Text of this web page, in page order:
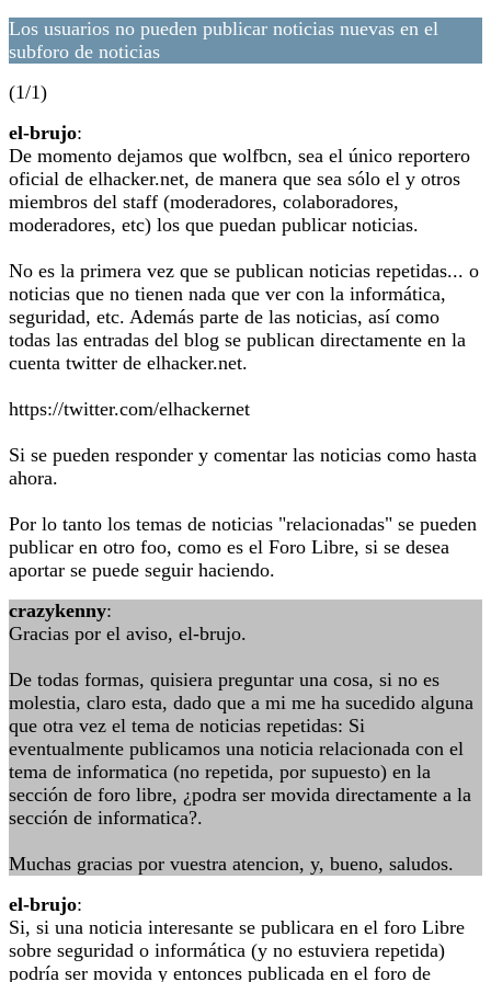
Los usuarios no pueden publicar noticias nuevas en el
subforo de noticias
(1/1)
el-brujo:
De momento dejamos que wolfbcn, sea el único reportero
oficial de elhacker.net, de manera que sea sólo el y otros
miembros del staff (moderadores, colaboradores,
moderadores, etc) los que puedan publicar noticias.
No es la primera vez que se publican noticias repetidas... o
noticias que no tienen nada que ver con la informática,
seguridad, etc. Además parte de las noticias, así como
todas las entradas del blog se publican directamente en la
cuenta twitter de elhacker.net.
https://twitter.com/elhackernet
Si se pueden responder y comentar las noticias como hasta
ahora.
Por lo tanto los temas de noticias "relacionadas" se pueden
publicar en otro foo, como es el Foro Libre, si se desea
aportar se puede seguir haciendo.
crazykenny:
Gracias por el aviso, el-brujo.
De todas formas, quisiera preguntar una cosa, si no es
molestia, claro esta, dado que a mi me ha sucedido alguna
que otra vez el tema de noticias repetidas: Si
eventualmente publicamos una noticia relacionada con el
tema de informatica (no repetida, por supuesto) en la
sección de foro libre, ¿podra ser movida directamente a la
sección de informatica?.
Muchas gracias por vuestra atencion, y, bueno, saludos.
el-brujo:
Si, si una noticia interesante se publicara en el foro Libre
sobre seguridad o informática (y no estuviera repetida)
podría ser movida y entonces publicada en el foro de